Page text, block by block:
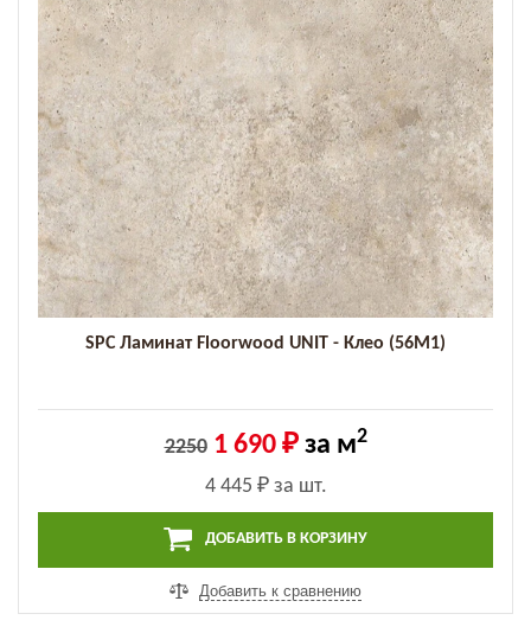
SPC Ламинат Floorwood UNIT - Клео (56M1)
2250 1 690 ₽за м2
4 445 ₽за шт.
ДОБАВИТЬ В КОРЗИНУ
Добавить к сравнению